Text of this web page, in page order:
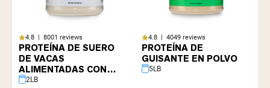
4.8 | 8001 reviews
PROTEÍNA DE SUERO
DE VACAS
ALIMENTADAS CON
PASTO
2LB
4.8 | 4049 reviews
PROTEÍNA DE
GUISANTE EN POLVO
5LB